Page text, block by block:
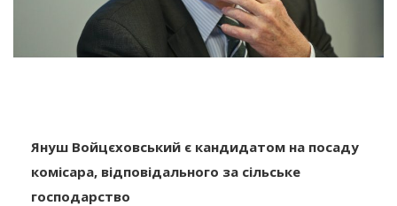
Януш Войцєховський є кандидатом на посаду
комісара, відповідального за сільське
господарство